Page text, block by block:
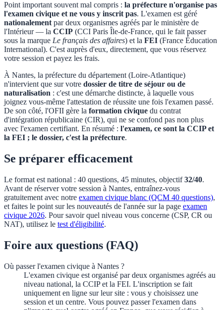
Point important souvent mal compris : la préfecture n'organise pas
l'examen civique et ne vous y inscrit pas. L'examen est géré
nationalement par deux organismes agréés par le ministère de
l'Intérieur — la CCIP (CCI Paris Île-de-France, qui le fait passer
sous la marque Le français des affaires) et la FEI (France Éducation
International). C'est auprès d'eux, directement, que vous réservez
votre session et payez les frais.
À Nantes, la préfecture du département (Loire-Atlantique)
n'intervient que sur votre dossier de titre de séjour ou de
naturalisation : c'est une démarche distincte, à laquelle vous
joignez vous-même l'attestation de réussite une fois l'examen passé.
De son côté, l'OFII gère la formation civique du contrat
d'intégration républicaine (CIR), qui ne se confond pas non plus
avec l'examen certifiant. En résumé : l'examen, ce sont la CCIP et
la FEI ; le dossier, c'est la préfecture.
Se préparer efficacement
Le format est national : 40 questions, 45 minutes, objectif32/40.
Avant de réserver votre session à Nantes, entraînez-vous
gratuitement avec notre examen civique blanc (QCM 40 questions),
et faites le point sur les nouveautés de l'année sur la page examen
civique 2026. Pour savoir quel niveau vous concerne (CSP, CR ou
NAT), utilisez le test d'éligibilité.
Foire aux questions (FAQ)
Où passer l'examen civique à Nantes ?
L'examen civique est organisé par deux organismes agréés au
niveau national, la CCIP et la FEI. L'inscription se fait
uniquement en ligne sur leur site : vous y choisissez une
session et un centre. Vous pouvez passer l'examen dans